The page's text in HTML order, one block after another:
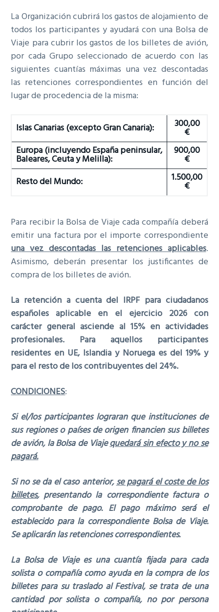
La Organización cubrirá los gastos de alojamiento de
todos los participantes y ayudará con una Bolsa de
Viaje para cubrir los gastos de los billetes de avión,
por cada Grupo seleccionado de acuerdo con las
siguientes cuantías máximas una vez descontadas
las retenciones correspondientes en función del
lugar de procedencia de la misma:
Islas Canarias (excepto Gran Canaria): 300,00
€
Europa (incluyendo España peninsular,
Baleares, Ceuta y Melilla):
900,00
€
Resto del Mundo:
1.500,00
€
Para recibir la Bolsa de Viaje cada compañía deberá
emitir una factura por el importe correspondiente
una vez descontadas las retenciones aplicables.
Asimismo, deberán presentar los justificantes de
compra de los billetes de avión.
La retención a cuenta del IRPF para ciudadanos
españoles aplicable en el ejercicio 2026 con
carácter general asciende al 15% en actividades
profesionales. Para aquellos participantes
residentes en UE, Islandia y Noruega es del 19% y
para el resto de los contribuyentes del 24%.
CONDICIONES:
Si el/los participantes lograran que instituciones de
sus regiones o países de origen financien sus billetes
de avión, la Bolsa de Viajequedará sin efecto y no se
pagará.
Si no se da el caso anterior,se pagará el coste de los
billetes, presentando la correspondiente factura o
comprobante de pago. El pago máximo será el
establecido para la correspondiente Bolsa de Viaje.
Se aplicarán las retenciones correspondientes.
La Bolsa de Viaje es una cuantía fijada para cada
solista o compañía como ayuda en la compra de los
billetes para su traslado al Festival, se trata de una
cantidad por solista o compañía, no por persona